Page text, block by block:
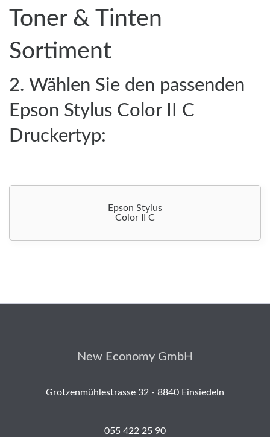
Toner & Tinten
Sortiment
2. Wählen Sie den passenden
Epson Stylus Color II C
Druckertyp:
Epson Stylus
Color II C
New Economy GmbH
Grotzenmühlestrasse 32 - 8840 Einsiedeln
055 422 25 90